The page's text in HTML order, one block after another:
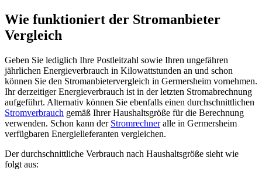
Wie funktioniert der Stromanbieter
Vergleich
Geben Sie lediglich Ihre Postleitzahl sowie Ihren ungefähren
jährlichen Energieverbrauch in Kilowattstunden an und schon
können Sie den Stromanbietervergleich in Germersheim vornehmen.
Ihr derzeitiger Energieverbrauch ist in der letzten Stromabrechnung
aufgeführt. Alternativ können Sie ebenfalls einen durchschnittlichen
Stromverbrauch gemäß Ihrer Haushaltsgröße für die Berechnung
verwenden. Schon kann der Stromrechneralle in Germersheim
verfügbaren Energielieferanten vergleichen.
Der durchschnittliche Verbrauch nach Haushaltsgröße sieht wie
folgt aus: